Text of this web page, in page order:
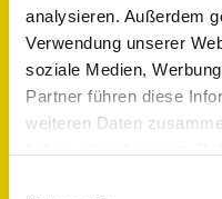
analysieren. Außerdem
Verwendung unserer
soziale Medien,
Partner führen diese
weiteren Daten